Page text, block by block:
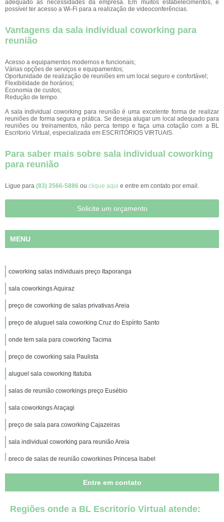
adequado às necessidades da empresa. Em muitos estabelecimentos, é
possível ter acesso a Wi-Fi para a realização de videoconferências.
Vantagens da sala individual coworking para
reunião
Acesso a equipamentos modernos e funcionais;
Várias opções de serviços e equipamentos;
Oportunidade de realização de reuniões em um local seguro e confortável;
Flexibilidade de horários;
Economia de custos;
Redução de tempo.
A sala individual coworking para reunião é uma excelente forma de realizar
reuniões de forma segura e prática. Se deseja alugar um local adequado para
reuniões ou treinamentos, não perca tempo e faça uma cotação com a BL
Escritorio Virtual, especializada em ESCRITÓRIOS VIRTUAIS.
Para saber mais sobre sala individual coworking
para reunião
Ligue para (83) 3566-5886 ou clique aqui e entre em contato por email.
Solicite um orçamento
MENU
coworking salas individuais preço Itaporanga
sala coworkings Aquiraz
preço de coworking de salas privativas Areia
preço de aluguel sala coworking Cruz do Espírito Santo
onde tem sala para coworking Tacima
preço de coworking sala Paulista
aluguel sala coworking Itatuba
salas de reunião coworkings preço Eusébio
sala coworkings Araçagi
preço de sala para coworking Cajazeiras
sala individual coworking para reunião Areia
preço de salas de reunião coworkings Princesa Isabel
onde tem alugar salas coworking Barra de Santa Rosa
onde tem sala para coworking Mari
Entre em contato
Regiões onde a BL Escritorio Virtual atende: